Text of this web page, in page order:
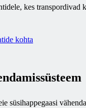
kes transpordivad
kohta
süsihappegaasi